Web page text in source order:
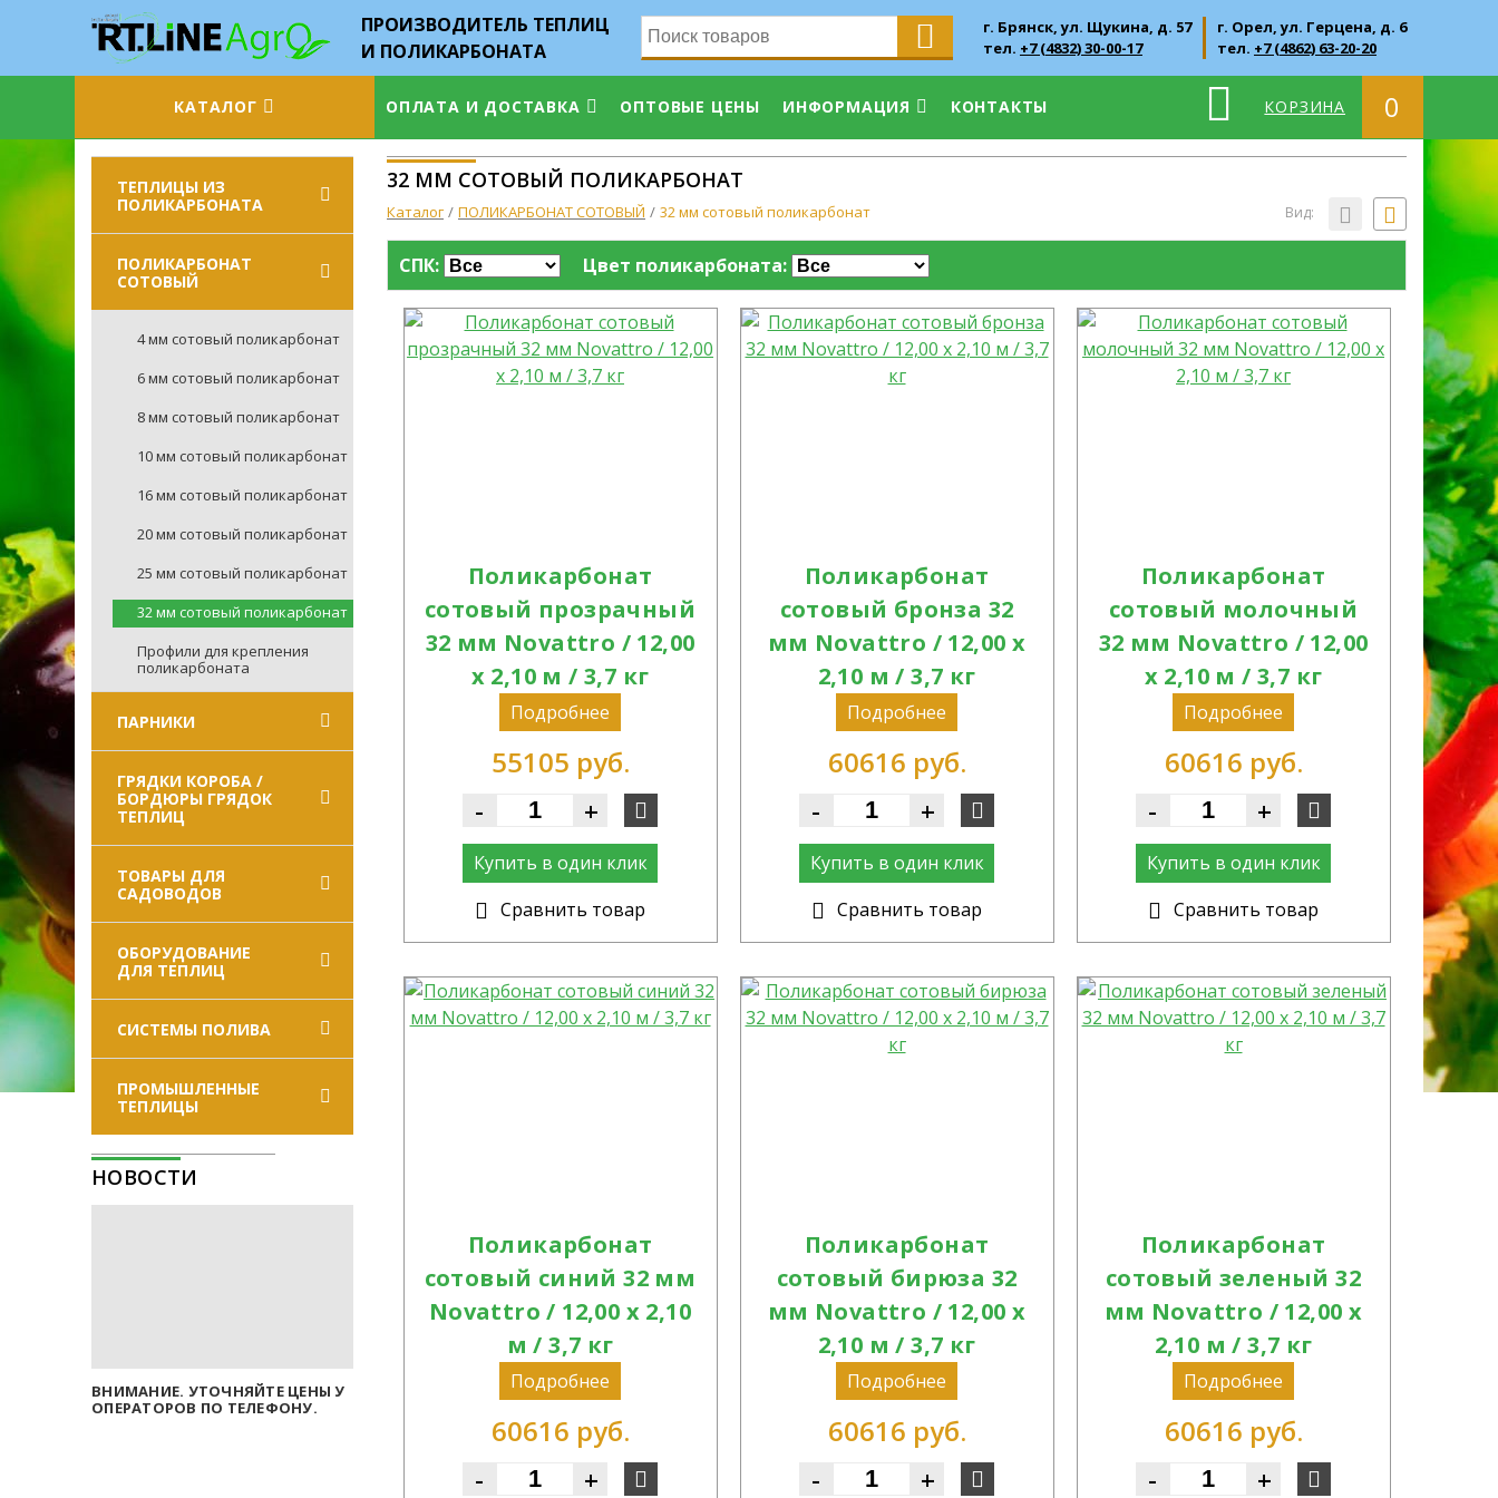
ПРОИЗВОДИТЕЛЬ ТЕПЛИЦ
И ПОЛИКАРБОНАТА
г. Брянск, ул. Щукина, д. 57
тел. +7 (4832) 30-00-17
г. Орел, ул. Герцена, д. 6
тел. +7 (4862) 63-20-20
КОРЗИНА 0
КАТАЛОГ ОПЛАТА И ДОСТАВКА ОПТОВЫЕ ЦЕНЫ ИНФОРМАЦИЯ КОНТАКТЫ
ТЕПЛИЦЫ ИЗ
ПОЛИКАРБОНАТА
ПОЛИКАРБОНАТ
СОТОВЫЙ
4 мм сотовый поликарбонат
6 мм сотовый поликарбонат
8 мм сотовый поликарбонат
10 мм сотовый поликарбонат
16 мм сотовый поликарбонат
20 мм сотовый поликарбонат
25 мм сотовый поликарбонат
32 мм сотовый поликарбонат
Профили для крепления
поликарбоната
ПАРНИКИ
ГРЯДКИ КОРОБА /
БОРДЮРЫ ГРЯДОК
ТЕПЛИЦ
ТОВАРЫ ДЛЯ
САДОВОДОВ
ОБОРУДОВАНИЕ
ДЛЯ ТЕПЛИЦ
СИСТЕМЫ ПОЛИВА
ПРОМЫШЛЕННЫЕ
ТЕПЛИЦЫ
НОВОСТИ
ВНИМАНИЕ. УТОЧНЯЙТЕ ЦЕНЫ У
ОПЕРАТОРОВ ПО ТЕЛЕФОНУ.
32 ММ СОТОВЫЙ ПОЛИКАРБОНАТ
Каталог ПОЛИКАРБОНАТ СОТОВЫЙ 32 мм сотовый поликарбонат Вид:
СПК: Цвет поликарбоната:
Поликарбонат
сотовый прозрачный
32 мм Novattro / 12,00
х 2,10 м / 3,7 кг
Подробнее
55105 руб.
- +
Купить в один клик
Cравнить товар
Поликарбонат
сотовый бронза 32
мм Novattro / 12,00 х
2,10 м / 3,7 кг
Подробнее
60616 руб.
- +
Купить в один клик
Cравнить товар
Поликарбонат
сотовый молочный
32 мм Novattro / 12,00
х 2,10 м / 3,7 кг
Подробнее
60616 руб.
- +
Купить в один клик
Cравнить товар
Поликарбонат
сотовый синий 32 мм
Novattro / 12,00 х 2,10
м / 3,7 кг
Подробнее
60616 руб.
- +
Поликарбонат
сотовый бирюза 32
мм Novattro / 12,00 х
2,10 м / 3,7 кг
Подробнее
60616 руб.
- +
Поликарбонат
сотовый зеленый 32
мм Novattro / 12,00 х
2,10 м / 3,7 кг
Подробнее
60616 руб.
- +